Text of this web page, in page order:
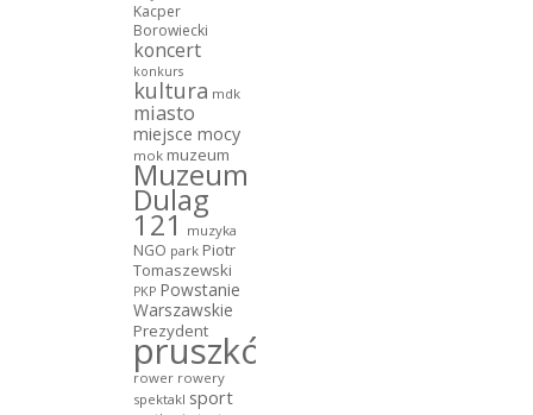
Kacper
Borowiecki
koncert
konkurs
kultura mdk
miasto
miejsce mocy
mok muzeum
Muzeum
Dulag
121 muzyka
NGO park Piotr
Tomaszewski
PKP Powstanie
Warszawskie
Prezydent
pruszków
rower rowery
spektakl sport